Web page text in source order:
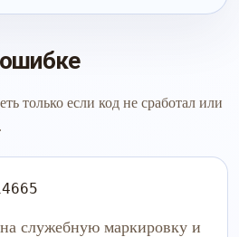
только если код не сработал или
служебную маркировку и